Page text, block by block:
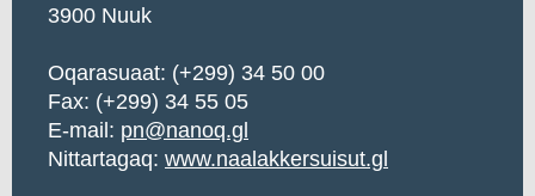
3900 Nuuk
Oqarasuaat: (+299) 34 50 00
Fax: (+299) 34 55 05
E-mail: pn@nanoq.gl
Nittartagaq: www.naalakkersuisut.gl